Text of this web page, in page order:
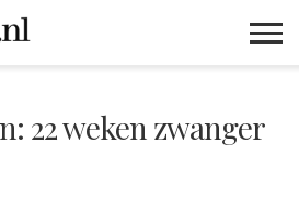
22 weken zwanger